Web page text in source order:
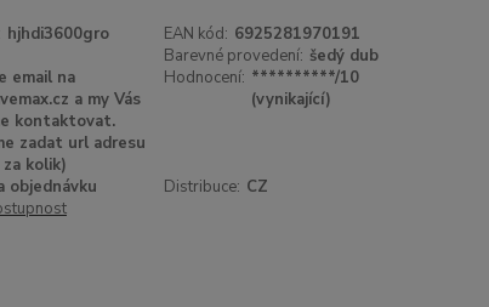
hjhdi3600gro EAN kód: 6925281970191
Barevné provedení: šedý dub
email na
a my Vás
kontaktovat.
zadat url adresu
kolik)
Hodnocení: **********/10
(vynikající)
objednávku Distribuce: CZ